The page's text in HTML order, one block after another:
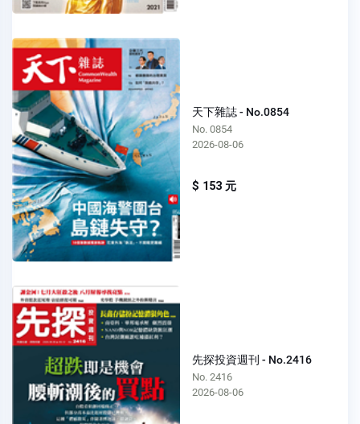
天下雜誌 - No.0854
No. 0854
2026-08-06
$ 153 元
先探投資週刊 - No.2416
No. 2416
2026-08-06